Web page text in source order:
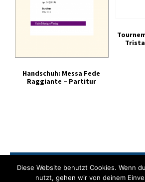
Handschuh: Messa Fede
Raggiante – Partitur
Zahlung Versand
Datenschutzerklärung
Diese Website benutzt Cookies. Wenn
nutzt, gehen wir von deinem